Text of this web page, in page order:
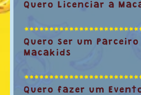
Quero Licenciar a
Quero ser um Parceiro
Macakids
Quero fazer um